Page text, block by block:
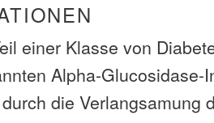
einer Klasse von
Alpha-Glucosidase-
die Verlangsamung